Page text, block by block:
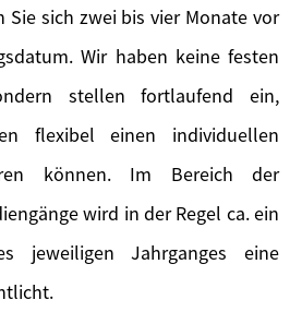
Sie sich zwei bis vier Monate vor
Wir haben keine festen
stellen fortlaufend ein,
flexibel einen individuellen
können. Im Bereich der
wird in der Regel ca. ein
jeweiligen Jahrganges eine